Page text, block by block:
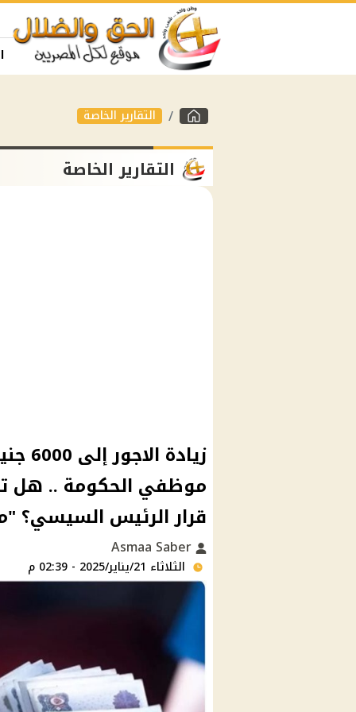
التقارير الخاصة
التقارير الخاصة
موظفي الحكومة .. هل
قرار الرئيس السيسي؟
الثلاثاء 21/يناير/2025 - 02:39 م